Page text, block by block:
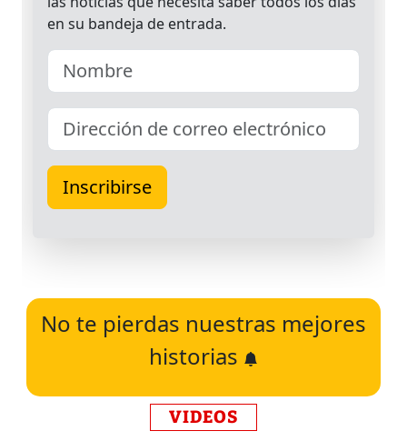
No te pierdas nuestras mejores
historias
VIDEOS